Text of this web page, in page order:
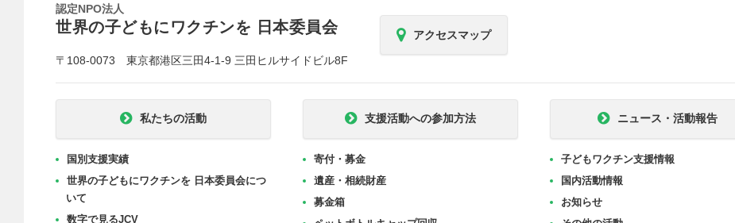
認定NPO法人
世界の子どもにワクチンを 日本委員会
〒108-0073 東京都港区三田4-1-9 三田ヒルサイドビル8F
アクセスマップ
私たちの活動
国別支援実績
世界の子どもにワクチンを 日本委員会につ
いて
数字で見るJCV
支援活動への参加方法
寄付・募金
遺産・相続財産
募金箱
ニュース・活動報告
子どもワクチン支援情報
国内活動情報
お知らせ